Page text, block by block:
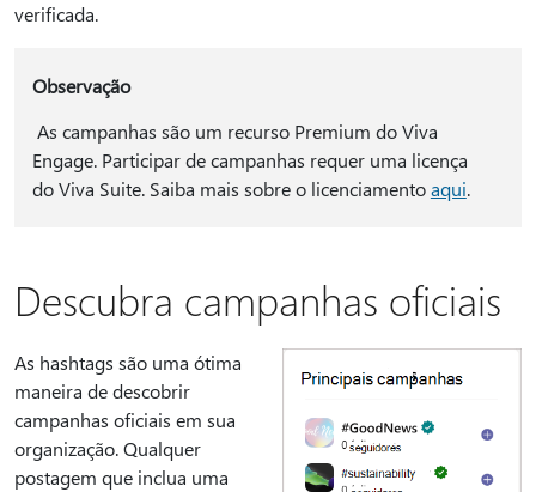
verificada.
Observação
As campanhas são um recurso Premium do Viva
Engage. Participar de campanhas requer uma licença
do Viva Suite. Saiba mais sobre o licenciamentoaqui.
Descubra campanhas oficiais
As hashtags são uma ótima
maneira de descobrir
campanhas oficiais em sua
organização. Qualquer
postagem que inclua uma